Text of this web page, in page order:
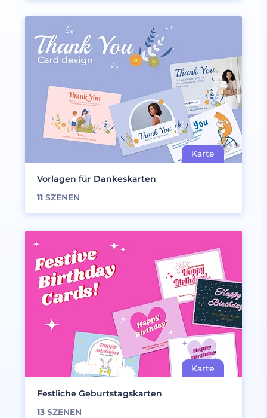
Vorlagen für Dankeskarten
11 SZENEN
Festliche Geburtstagskarten
13 SZENEN